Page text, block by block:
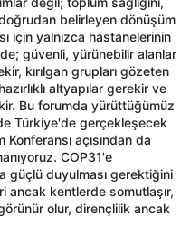
belirleyen dönüşüm
için yalnızca hastanelerinin
güvenli, yürünebilir alanlar
kırılgan grupları gözeten
altyapılar gerekir ve
Bu forumda yürüttüğümüz
Türkiye'de gerçekleşecek
açısından da
COP31'e
güçlü duyulması gerektiğini
ancak kentlerde somutlaşır,
olur, dirençlilik ancak